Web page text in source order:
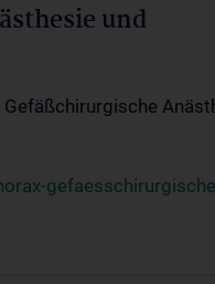
und